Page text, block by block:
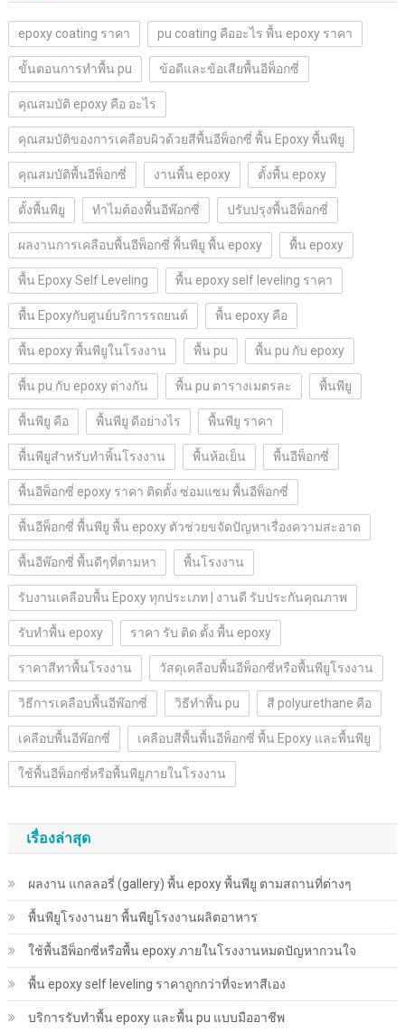
epoxy coating ราคา pu coating คืออะไร พื้น epoxy ราคา
ขั้นตอนการทำพื้น pu ข้อดีและข้อเสียพื้นอีพ็อกซี่
คุณสมบัติ epoxy คือ อะไร
คุณสมบัติของการเคลือบผิวด้วยสีพื้นอีพ็อกซี่ พื้น Epoxy พื้นพียู
คุณสมบัติพื้นอีพ็อกซี่ งานพื้น epoxy ตั้งพื้น epoxy
ตั้งพื้นพียู ทำไมต้องพื้นอีพ๊อกซี่ ปรับปรุงพื้นอีพ็อกซี่
ผลงานการเคลือบพื้นอีพ็อกซี่ พื้นพียู พื้น epoxy พื้น epoxy
พื้น Epoxy Self Leveling พื้น epoxy self leveling ราคา
พื้น Epoxyกับศูนย์บริการรถยนต์ พื้น epoxy คือ
พื้น epoxy พื้นพียูในโรงงาน พื้น pu พื้น pu กับ epoxy
พื้น pu กับ epoxy ต่างกัน พื้น pu ตารางเมตรละ พื้นพียู
พื้นพียู คือ พื้นพียู ดีอย่างไร พื้นพียู ราคา
พื้นพียูสำหรับทำพิ้นโรงงาน พื้นห้อเย็น พื้นอีพ็อกซี่
พื้นอีพ็อกซี่ epoxy ราคา ติดตั้ง ซ่อมแซม พื้นอีพ็อกซี่
พื้นอีพ็อกซี่ พื้นพียู พื้น epoxy ตัวช่วยขจัดปัญหาเรื่องความสะอาด
พื้นอีพ๊อกซี่ พื้นดีๆที่ตามหา พื้นโรงงาน
รับงานเคลือบพื้น Epoxy ทุกประเภท | งานดี รับประกันคุณภาพ
รับทำพื้น epoxy ราคา รับ ติด ตั้ง พื้น epoxy
ราคาสีทาพื้นโรงงาน วัสดุเคลือบพื้นอีพ็อกซี่หรือพื้นพียูโรงงาน
วิธีการเคลือบพื้นอีพ๊อกซี่ วิธีทำพื้น pu สี polyurethane คือ
เคลือบพื้นอีพ๊อกซี่ เคลือบสีพื้นพื้นอีพ็อกซี่ พื้น Epoxy และพื้นพียู
ใช้พื้นอีพ็อกซี่หรือพื้นพียูภายในโรงงาน
เรื่องล่าสุด
ผลงาน แกลลอรี่ (gallery) พื้น epoxy พื้นพียู ตามสถานที่ต่างๆ
พื้นพียู​โรงงานยา พื้นพียู​โรงงานผลิตอาหาร
ใช้พื้นอีพ็อกซี่หรือพื้น epoxy ภายในโรงงานหมดปัญหากวนใจ
พื้น epoxy self leveling ราคาถูกกว่าที่จะทาสีเอง
บริการรับทำพื้น epoxy และพื้น pu แบบมืออาชีพ